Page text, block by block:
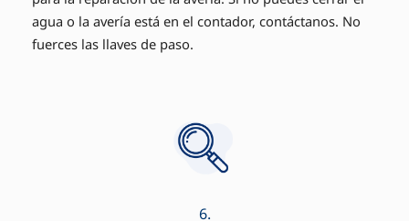
agua o la avería está en el contador, contáctanos. No
fuerces las llaves de paso.
6.